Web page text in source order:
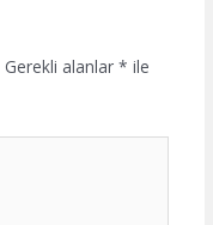
Gerekli alanlar * ile